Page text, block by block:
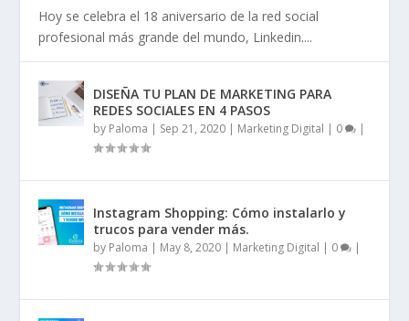
Hoy se celebra el 18 aniversario de la red social
profesional más grande del mundo, Linkedin....
DISEÑA TU PLAN DE MARKETING PARA
REDES SOCIALES EN 4 PASOS
by Paloma | Sep 21, 2020 | Marketing Digital | 0 |
Instagram Shopping: Cómo instalarlo y
trucos para vender más.
by Paloma | May 8, 2020 | Marketing Digital | 0 |